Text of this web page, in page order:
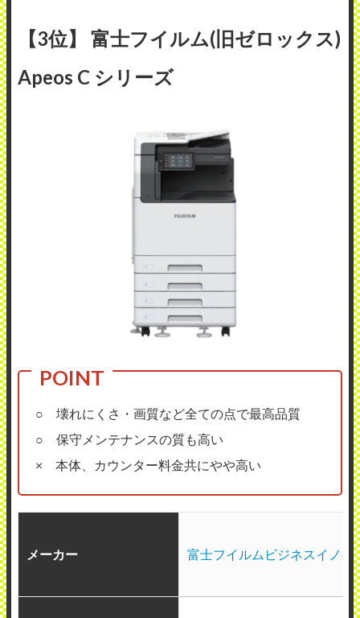
【3位】 富士フイルム(旧ゼロックス)
Apeos C シリーズ
○ 壊れにくさ・画質など全ての点で最高品質
○ 保守メンテナンスの質も高い
× 本体、カウンター料金共にやや高い
メーカー 富士フイルムビジネスイノベ